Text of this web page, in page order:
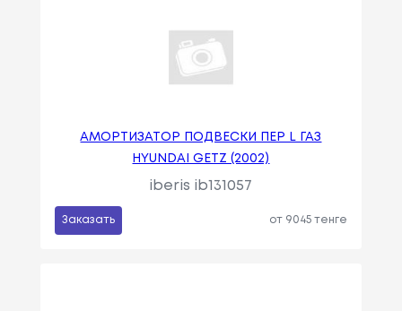
АМОРТИЗАТОР ПОДВЕСКИ ПЕР L ГАЗ
HYUNDAI GETZ (2002)
iberis ib131057
Заказать от 9045 тенге